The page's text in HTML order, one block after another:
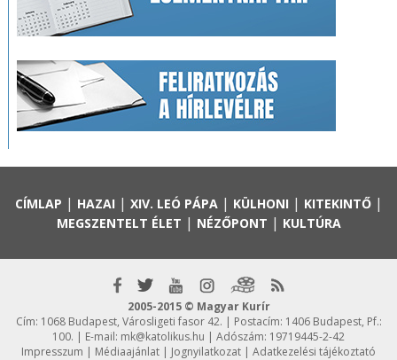
CÍMLAP | HAZAI | XIV. LEÓ PÁPA| KÜLHONI | KITEKINTŐ|
MEGSZENTELT ÉLET | NÉZŐPONT | KULTÚRA
2005-2015 © Magyar Kurír
Cím: 1068 Budapest, Városligeti fasor 42. | Postacím: 1406 Budapest, Pf.:
100. | E-mail: mk@katolikus.hu | Adószám: 19719445-2-42
Impresszum | Médiaajánlat | Jognyilatkozat | Adatkezelési tájékoztató